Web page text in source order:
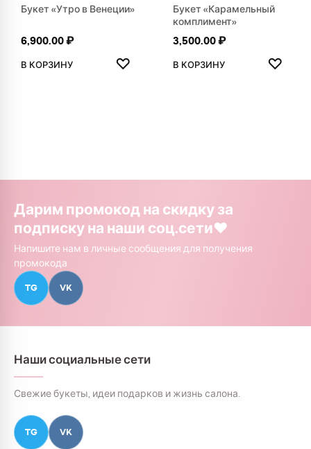
Букет «Утро в Венеции»
6,900.00₽
В КОРЗИНУ ♡
ДОБАВИТЬ В ИЗБРАННОЕ
Букет «Карамельный
комплимент»
3,500.00₽
В КОРЗИНУ ♡
Дарим промокод на скидку за
подписку на наши соц.сети❤️
Напишите нам в личные сообщения для получения
промокода
TG VK
Наши социальные сети
Свежие букеты, идеи подарков и жизнь салона.
TG VK